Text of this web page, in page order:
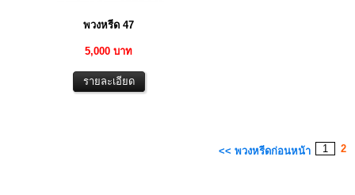
พวงหรีด 47
5,000 บาท
<< พวงหรีดก่อนหน้า 1 2